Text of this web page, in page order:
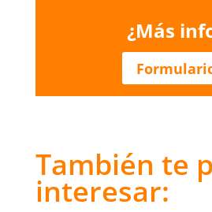
¿Más
También te
interesar: